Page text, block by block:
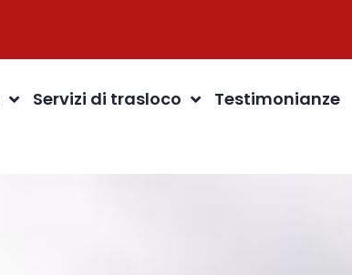
Servizi di trasloco Testimonianze